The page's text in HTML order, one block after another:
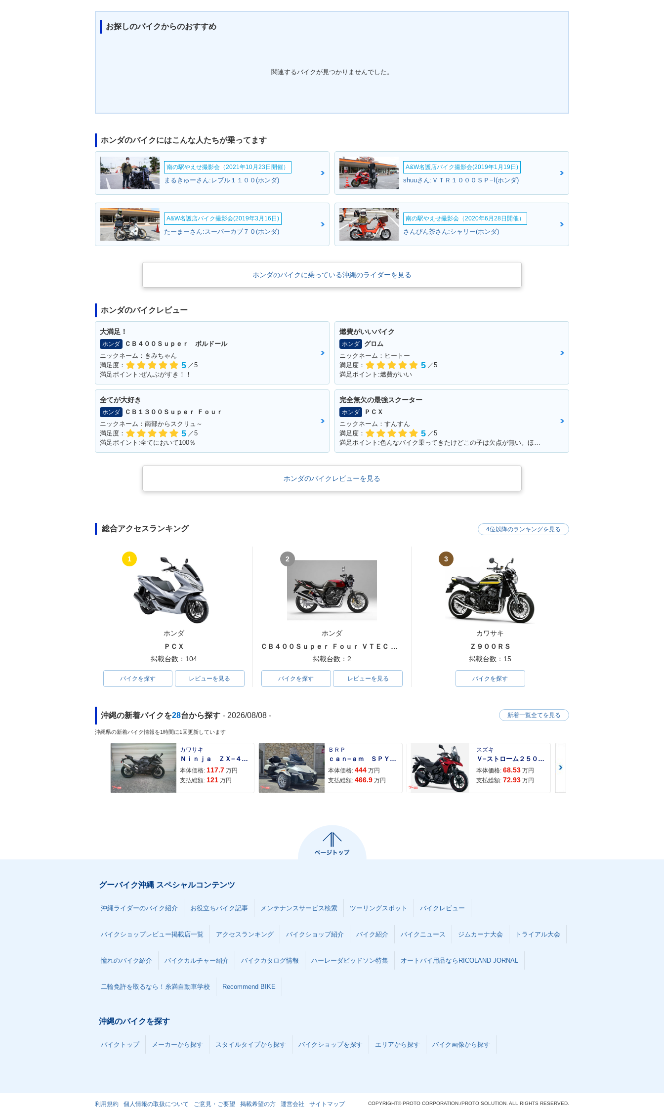
お探しのバイクからのおすすめ
関連するバイクが見つかりませんでした。
ホンダのバイクにはこんな人たちが乗ってます
南の駅やえせ撮影会（2021年10月23日開催）
まるきゅーさん:レブル１１００(ホンダ)
A&W名護店バイク撮影会(2019年1月19日)
shuuさん:ＶＴＲ１０００ＳＰ−I(ホンダ)
A&W名護店バイク撮影会(2019年3月16日)
たーまーさん:スーパーカブ７０(ホンダ)
南の駅やえせ撮影会（2020年6月28日開催）
さんぴん茶さん:シャリー(ホンダ)
ホンダのバイクに乗っている沖縄のライダーを見る
ホンダのバイクレビュー
大満足！
ホンダ
ＣＢ４００Ｓｕｐｅｒ ボルドール
ニックネーム：きみちゃん
満足度：
5 ／5
満足ポイント:ぜんぶがすき！！
燃費がいいバイク
ホンダ
グロム
ニックネーム：ヒートー
満足度：
5 ／5
満足ポイント:燃費がいい
全てが大好き
ホンダ
ＣＢ１３００Ｓｕｐｅｒ Ｆｏｕｒ
ニックネーム：南部からスクリュ～
満足度：
5 ／5
満足ポイント:全てにおいて100％
完全無欠の最強スクーター
ホンダ
ＰＣＸ
ニックネーム：すんすん
満足度：
5 ／5
満足ポイント:色んなバイク乗ってきたけどこの子は欠点が無い。ほんとに不満が出ない完成度の高いバイク！
ホンダのバイクレビューを見る
総合アクセスランキング
1
ホンダ
ＰＣＸ
掲載台数：104
バイクを探す レビューを見る
2
ホンダ
ＣＢ４００Ｓｕｐｅｒ Ｆｏｕｒ ＶＴＥＣ ＳＰＥＣ３
掲載台数：2
バイクを探す レビューを見る
3
カワサキ
Ｚ９００ＲＳ
掲載台数：15
バイクを探す
4位以降のランキングを見る
沖縄の新着バイクを28台から探す - 2026/08/08 -
沖縄県の新着バイク情報を1時間に1回更新しています
カワサキ
Ｎｉｎｊａ ＺＸ−４Ｒ ＳＥ
本体価格: 117.7 万円
支払総額: 121 万円
ＢＲＰ
ｃａｎ−ａｍ ＳＰＹＤＥＲ ＲＴ ＬＩＭＩＴＥＤ
本体価格: 444 万円
支払総額: 466.9 万円
スズキ
Ｖ−ストローム２５０ ２６年モデル 水冷２気筒エンジン ＬＥＤヘッドライト標準装備
本体価格: 68.53 万円
支払総額: 72.93 万円
新着一覧全てを見る
グーバイク沖縄 スペシャルコンテンツ
沖縄ライダーのバイク紹介 お役立ちバイク記事 メンテナンスサービス検索 ツーリングスポット バイクレビュー
バイクショップレビュー掲載店一覧 アクセスランキング バイクショップ紹介 バイク紹介 バイクニュース ジムカーナ大会 トライアル大会
憧れのバイク紹介 バイクカルチャー紹介 バイクカタログ情報 ハーレーダビッドソン特集 オートバイ用品ならRICOLAND JORNAL
二輪免許を取るなら！糸満自動車学校 Recommend BIKE
沖縄のバイクを探す
バイクトップ メーカーから探す スタイルタイプから探す バイクショップを探す エリアから探す バイク画像から探す
利用規約 個人情報の取扱について ご意見・ご要望 掲載希望の方 運営会社 サイトマップ COPYRIGHT© PROTO CORPORATION./PROTO SOLUTION. ALL RIGHTS RESERVED.